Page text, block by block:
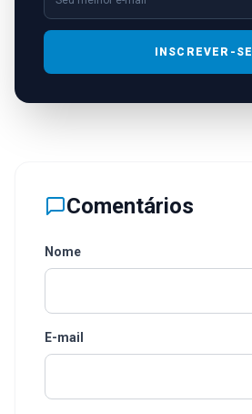
INSCREVER-SE
Comentários
Nome
E-mail